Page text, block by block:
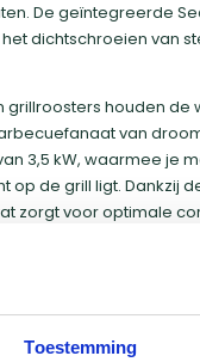
Toestemming
De geïntegreerde
dichtschroeien van
houden de
van
3,5 kW, waarmee je
op de grill ligt. Dankzij
zorgt voor optimale
ingebouwde
bakplaat of
335W is ontworpen